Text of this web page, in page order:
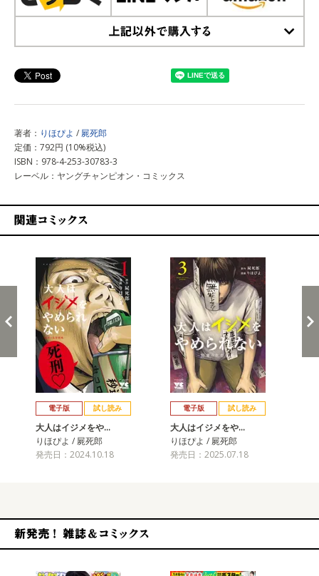
著者： りほぴよ /屍死郎
定価：792円 (10%税込)
ISBN：978-4-253-30783-3
レーベル：ヤングチャンピオン・コミックス
電子版 試し読み
大人はイジメをや…
りほぴよ / 屍死郎
発売日：2024.10.18
電子版 試し読み
大人はイジメをや…
りほぴよ / 屍死郎
発売日：2025.07.18